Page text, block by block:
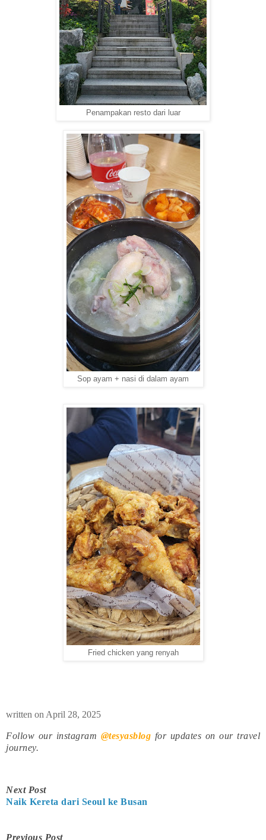
Penampakan resto dari luar
Sop ayam + nasi di dalam ayam
Fried chicken yang renyah
written on April 28, 2025
Follow our instagram @tesyasblog for updates on our travel
journey.
Next Post
Naik Kereta dari Seoul ke Busan
Previous Post